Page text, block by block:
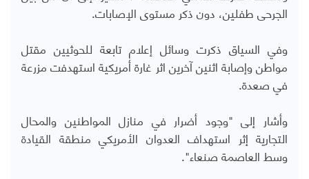
الجرحى طفلين، دون ذكر مستوى الإصابات.
وفي السياق ذكرت وسائل إعلام تابعة للحوثيين مقتل
مواطن وإصابة اثنين آخرين اثر غارة أمريكية استهدفت مزرعة
في صعدة.
وأشار إلى "وجود أضرار في منازل المواطنين والمحال
التجارية إثر استهداف العدوان الأمريكي منطقة القيادة
وسط العاصمة صنعاء".